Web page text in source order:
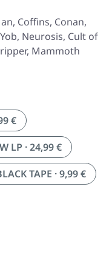
Coffins, Conan,
Neurosis, Cult of
Mammoth
€
LP · 24,99 €
TAPE · 9,99 €